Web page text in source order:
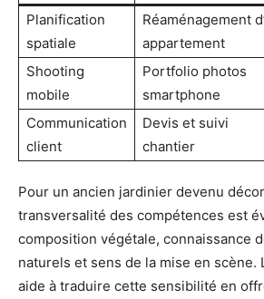
Planification
spatiale
Réaménagement
appartement
Shooting
mobile
Portfolio photos
smartphone
Communication
client
Devis et suivi
chantier
Pour un ancien jardinier devenu
transversalité des compétences est
composition végétale, connaissance
naturels et sens de la mise en scène.
aide à traduire cette sensibilité en